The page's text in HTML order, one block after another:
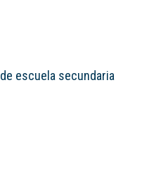
escuela secundaria